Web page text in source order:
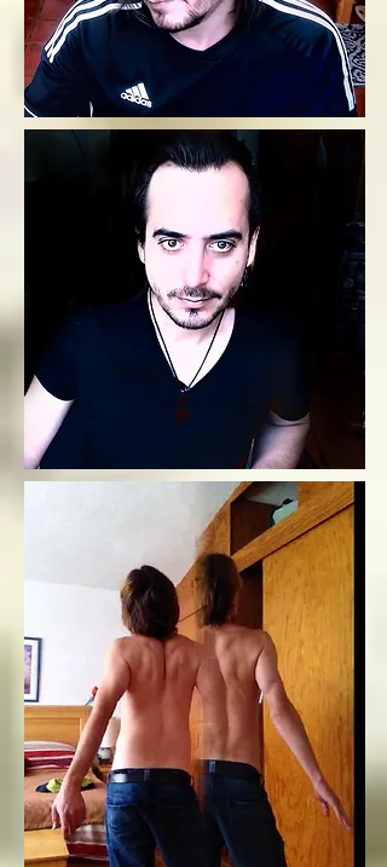
función en el infierno
este regresa al paraíso
con más experiencia
Si en vez de resolver
las paradojas intentas
destruir a los ángeles
caídos, no podrás
hacerlo, y en vez de
eso te adentrarás a
niveles más profundos
La inocencia tiene dos
lados, uno luminoso y
uno oscuro, y la
inocencia es el motor
principal que mueve a
los ángeles, la
inocencia es lo más